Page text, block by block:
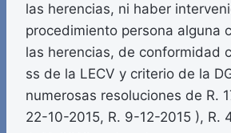
las herencias, ni haber
procedimiento persona alguna
las herencias, de conformidad
ss de la LECV y criterio de la
numerosas resoluciones de R.
22-10-2015, R. 9-12-2015 ), R.